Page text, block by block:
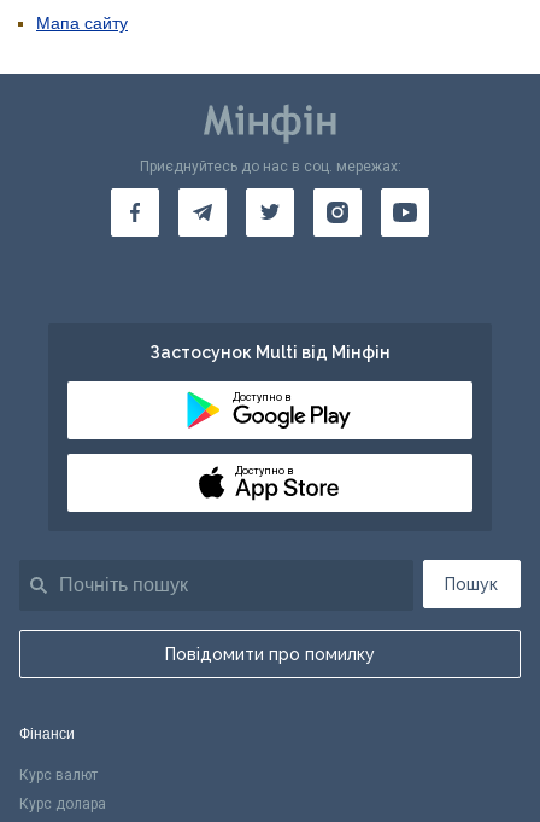
Мапа сайту
Пошук
Повідомити про помилку
Приєднуйтесь до нас в соц. мережах:
Застосунок Multi від Мінфін
Доступно в
Доступно в
Фінанси
Курс валют
Курс долара